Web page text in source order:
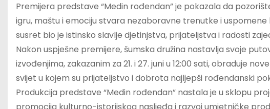
Premijera predstave “Medin rođendan” je pokazala da
igru, maštu i emociju stvara nezaboravne trenutke i uspomene
susret bio je istinsko slavlje djetinjstva, prijateljstva i radosti
Nakon uspješne premijere, šumska družina nastavlja svoje
izvođenjima, zakazanim za 21. i 27. juni u 12:00 sati, obraduje
svijet u kojem su prijateljstvo i dobrota najljepši rođendanski
Produkcija predstave “Medin rođendan” nastala je u sklopu